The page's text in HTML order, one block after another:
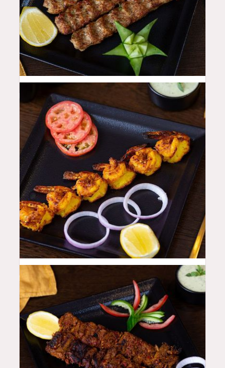
QAR 52